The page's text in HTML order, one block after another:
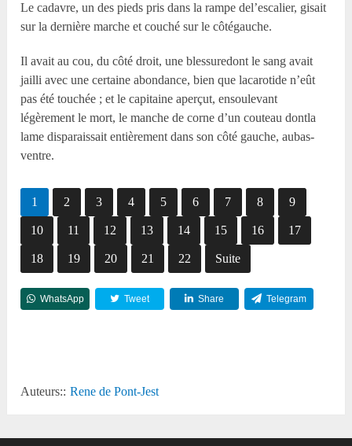
Le cadavre, un des pieds pris dans la rampe del’escalier, gisait
sur la dernière marche et couché sur le côtégauche.
Il avait au cou, du côté droit, une blessuredont le sang avait
jailli avec une certaine abondance, bien que lacarotide n’eût
pas été touchée ; et le capitaine aperçut, ensoulevant
légèrement le mort, le manche de corne d’un couteau dontla
lame disparaissait entièrement dans son côté gauche, aubas-
ventre.
1 2 3 4 5 6 7 8 9
10 11 12 13 14 15 16 17
18 19 20 21 22 Suite
WhatsApp Tweet Share Telegram
Auteurs:: Rene de Pont-Jest